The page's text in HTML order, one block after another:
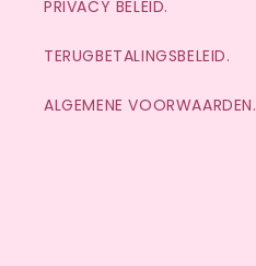
PRIVACY BELEID.
TERUGBETALINGSBELEID.
ALGEMENE VOORWAARDEN.